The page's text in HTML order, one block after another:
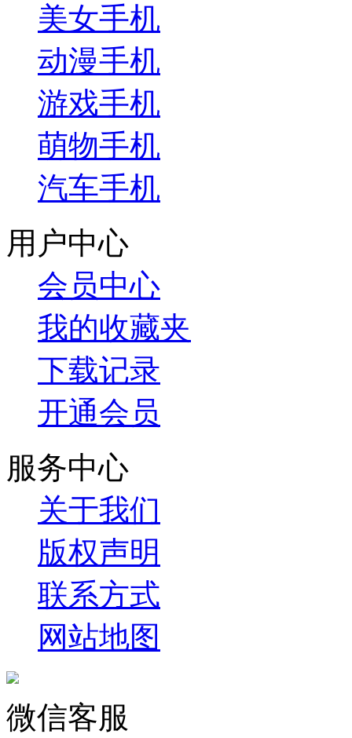
美女手机
动漫手机
游戏手机
萌物手机
汽车手机
用户中心
会员中心
我的收藏夹
下载记录
开通会员
服务中心
关于我们
版权声明
联系方式
网站地图
微信客服